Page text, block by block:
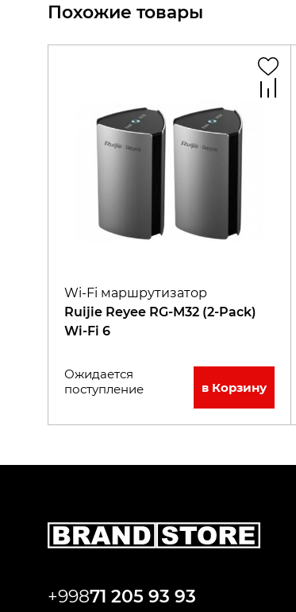
Похожие товары
Wi-Fi маршрутизатор
Ruijie Reyee RG-M32 (2-Pack)
Wi-Fi 6
Ожидается
поступление
в Корзину
+99871 205 93 93